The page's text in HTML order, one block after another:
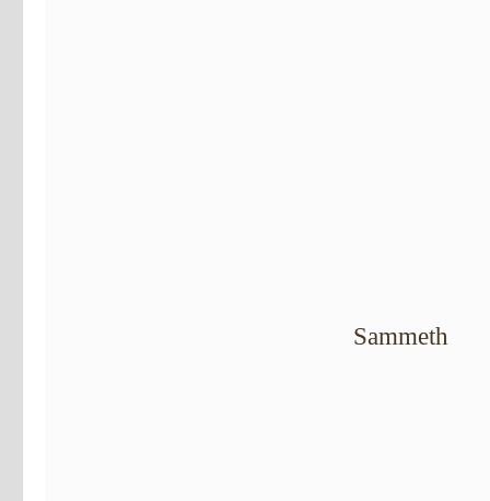
Sammeth